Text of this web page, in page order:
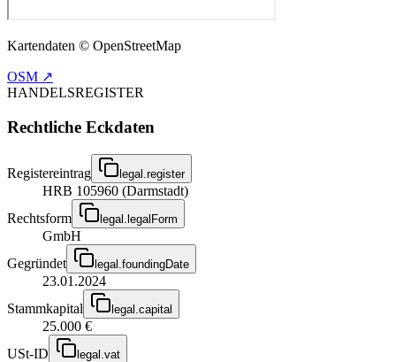
Kartendaten © OpenStreetMap
OSM ↗
HANDELSREGISTER
Rechtliche Eckdaten
Registereintrag legal.register
HRB 105960 (Darmstadt)
Rechtsform
legal.legalForm
GmbH
Gegründet
legal.foundingDate
23.01.2024
Stammkapital
legal.capital
25.000 €
USt-ID
legal.vat